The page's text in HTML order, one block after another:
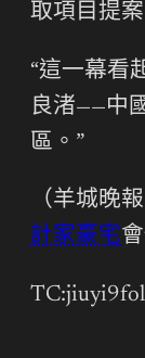
取項目提案
“這一幕看
良渚——中
區。”
（羊城晚
計家豪宅